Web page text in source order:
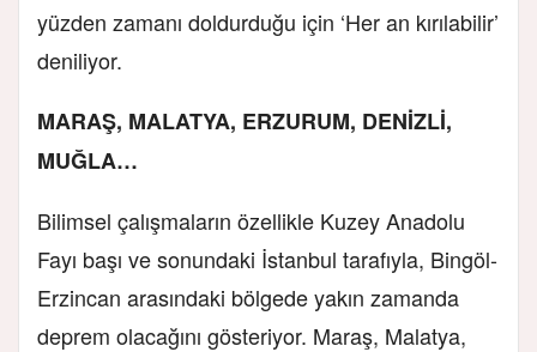
yüzden zamanı doldurduğu için ‘Her an kırılabilir’
deniliyor.
MARAŞ, MALATYA, ERZURUM, DENİZLİ,
MUĞLA…
Bilimsel çalışmaların özellikle Kuzey Anadolu
Fayı başı ve sonundaki İstanbul tarafıyla, Bingöl-
Erzincan arasındaki bölgede yakın zamanda
deprem olacağını gösteriyor. Maraş, Malatya,